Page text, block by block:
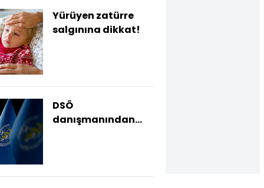
Yürüyen zatürre
salgınına dikkat!
DSÖ
danışmanından